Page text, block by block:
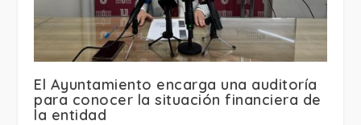
El Ayuntamiento encarga una auditoría
para conocer la situación financiera de
la entidad